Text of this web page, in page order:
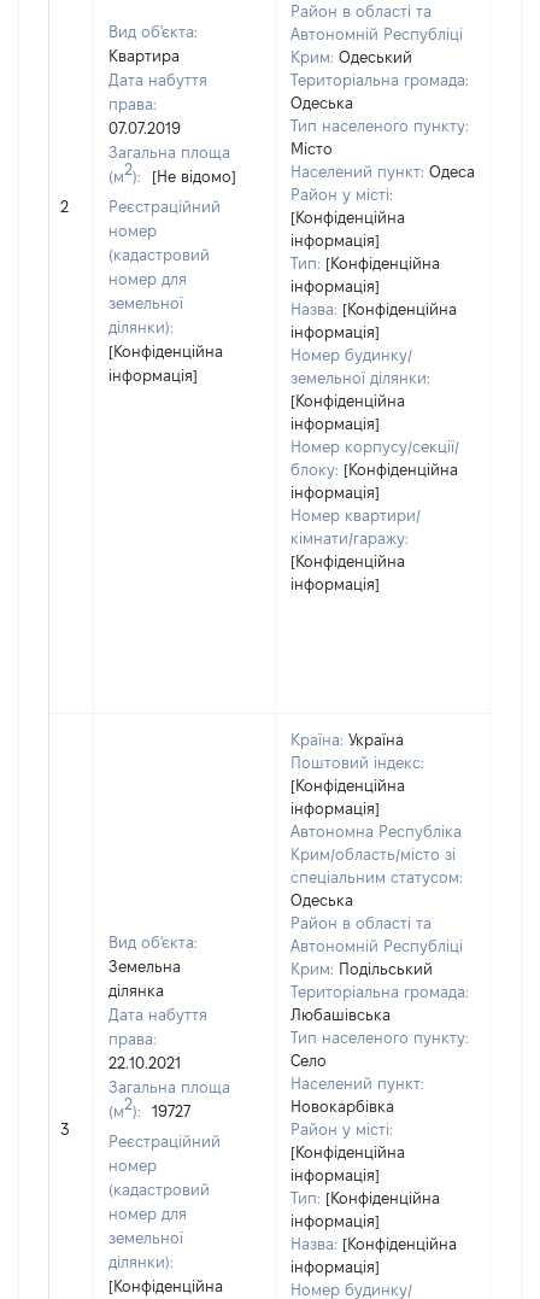
2
Вид об'єкта:
Квартира
Дата набуття
права:
07.07.2019
Загальна площа
(м2):
[Не відомо]
Реєстраційний
номер
(кадастровий
номер для
земельної
ділянки):
[Конфіденційна
інформація]
Район в області та
Автономній Республіці
Крим: Одеський
Територіальна громада:
Одеська
Тип населеного пункту:
Місто
Населений пункт: Одеса
Район у місті:
[Конфіденційна
інформація]
Тип: [Конфіденційна
інформація]
Назва: [Конфіденційна
інформація]
Номер будинку/
земельної ділянки:
[Конфіденційна
інформація]
Номер корпусу/секції/
блоку: [Конфіденційна
інформація]
Номер квартири/
кімнати/гаражу:
[Конфіденційна
інформація]
3
Вид об'єкта:
Земельна
ділянка
Дата набуття
права:
22.10.2021
Загальна площа
(м2):
19727
Реєстраційний
номер
(кадастровий
номер для
земельної
ділянки):
[Конфіденційна
Країна: Україна
Поштовий індекс:
[Конфіденційна
інформація]
Автономна Республіка
Крим/область/місто зі
спеціальним статусом:
Одеська
Район в області та
Автономній Республіці
Крим: Подільський
Територіальна громада:
Любашівська
Тип населеного пункту:
Село
Населений пункт:
Новокарбівка
Район у місті:
[Конфіденційна
інформація]
Тип: [Конфіденційна
інформація]
Назва: [Конфіденційна
інформація]
Номер будинку/